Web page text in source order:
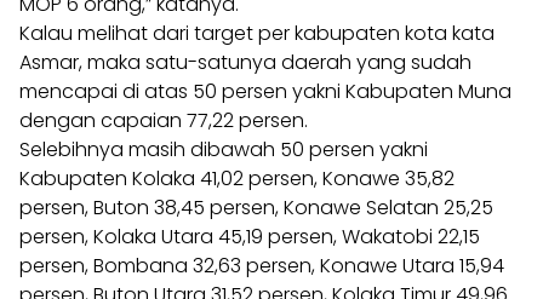
Kalau melihat dari target per kabupaten kota kata
Asmar, maka satu-satunya daerah yang sudah
mencapai di atas 50 persen yakni Kabupaten Muna
dengan capaian 77,22 persen.
Selebihnya masih dibawah 50 persen yakni
Kabupaten Kolaka 41,02 persen, Konawe 35,82
persen, Buton 38,45 persen, Konawe Selatan 25,25
persen, Kolaka Utara 45,19 persen, Wakatobi 22,15
persen, Bombana 32,63 persen, Konawe Utara 15,94